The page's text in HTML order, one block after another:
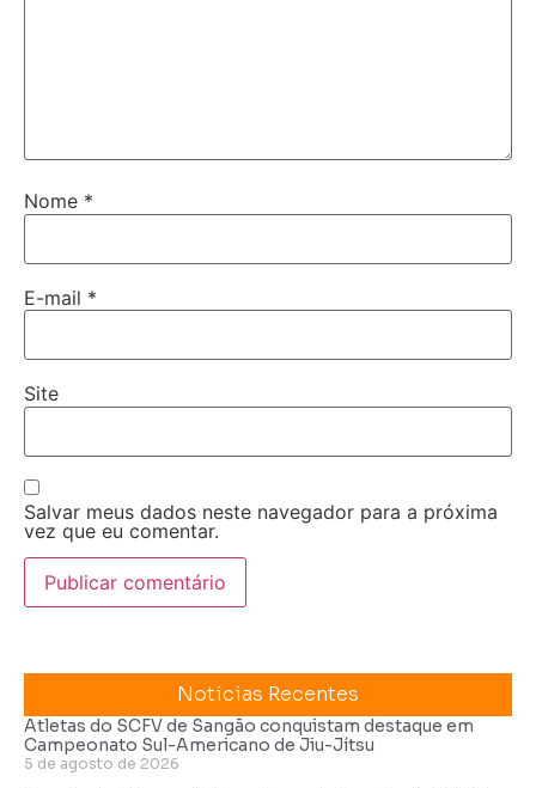
Nome *
E-mail *
Site
Salvar meus dados neste navegador para a próxima
vez que eu comentar.
Noticias Recentes
Atletas do SCFV de Sangão conquistam destaque em
Campeonato Sul-Americano de Jiu-Jítsu
5 de agosto de 2026